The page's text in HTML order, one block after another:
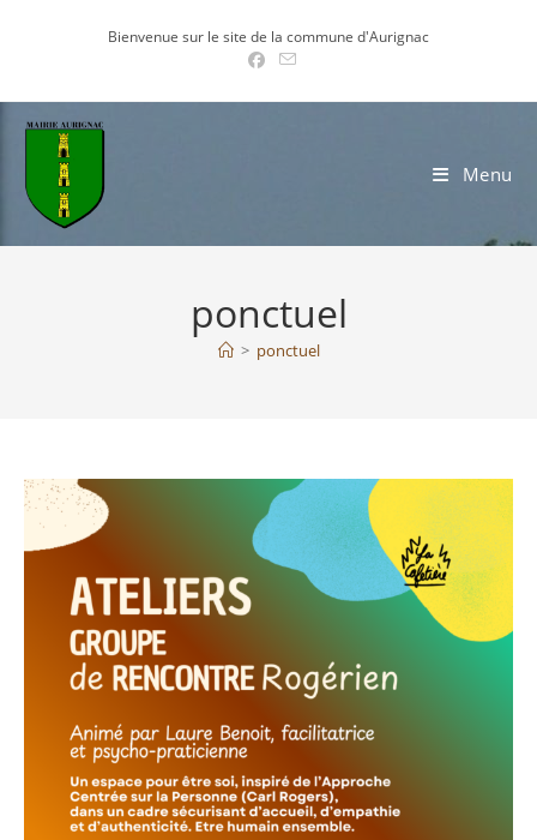
Bienvenue sur le site de la commune d'Aurignac
Menu
ponctuel
> ponctuel